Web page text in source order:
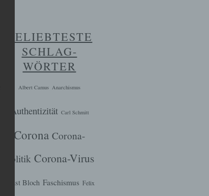
BELIEBTESTE
SCHLAG-
WÖRTER
Albert Camus Anarchismus
Authentizität Carl Schmitt
Corona Corona-
Politik Corona-Virus
Ernst Bloch Faschismus Felix